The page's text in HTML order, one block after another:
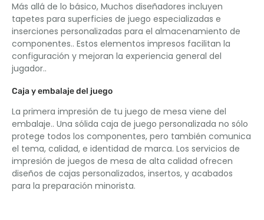
Más allá de lo básico, Muchos diseñadores incluyen
tapetes para superficies de juego especializadas e
inserciones personalizadas para el almacenamiento de
componentes.. Estos elementos impresos facilitan la
configuración y mejoran la experiencia general del
jugador..
Caja y embalaje del juego
La primera impresión de tu juego de mesa viene del
embalaje.. Una sólida caja de juego personalizada no sólo
protege todos los componentes, pero también comunica
el tema, calidad, e identidad de marca. Los servicios de
impresión de juegos de mesa de alta calidad ofrecen
diseños de cajas personalizados, insertos, y acabados
para la preparación minorista.